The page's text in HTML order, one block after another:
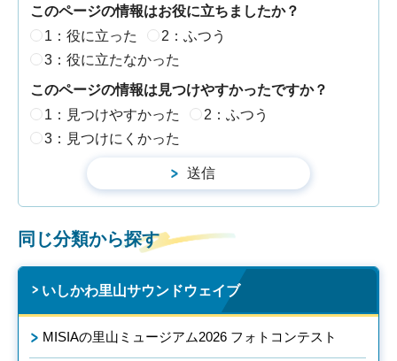
このページの情報はお役に立ちましたか？
1：役に立った
2：ふつう
3：役に立たなかった
このページの情報は見つけやすかったですか？
1：見つけやすかった
2：ふつう
3：見つけにくかった
同じ分類から探す
いしかわ里山サウンドウェイブ
MISIAの里山ミュージアム2026 フォトコンテスト